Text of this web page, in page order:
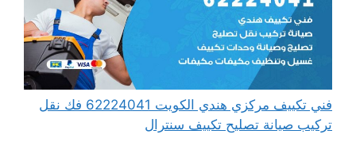
فني تكييف مركزي هندي الكويت 62224041 فك نقل
تركيب صيانة تصليح تكييف سنترال